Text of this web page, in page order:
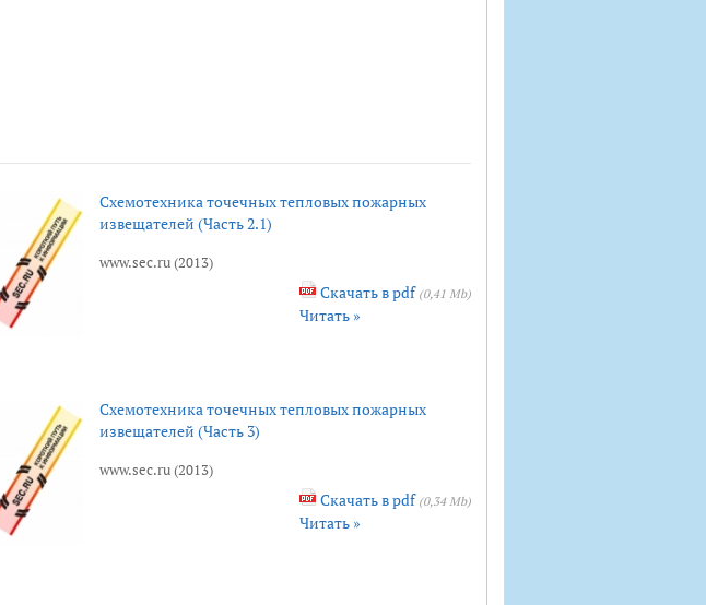
Схемотехника точечных тепловых пожарных
извещателей (Часть 2.1)
www.sec.ru (2013)
Скачать в pdf (0,41 Mb)
Читать »
Схемотехника точечных тепловых пожарных
извещателей (Часть 3)
www.sec.ru (2013)
Скачать в pdf (0,34 Mb)
Читать »